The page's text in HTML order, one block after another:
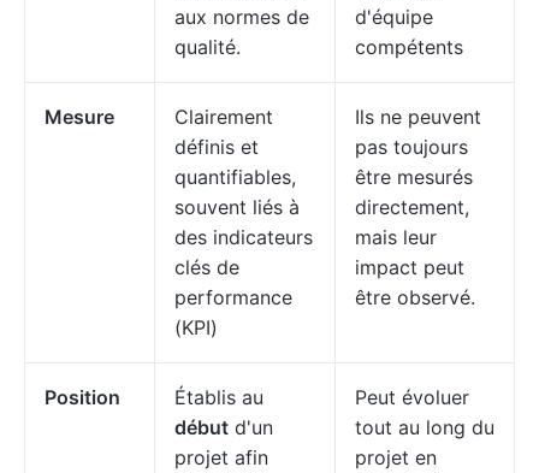
aux normes de
qualité.
d'équipe
compétents
Mesure
Clairement
définis et
quantifiables,
souvent liés à
des indicateurs
clés de
performance
(KPI)
Ils ne peuvent
pas toujours
être mesurés
directement,
mais leur
impact peut
être observé.
Position
Établis au
début d'un
projet afin
Peut évoluer
tout au long du
projet en